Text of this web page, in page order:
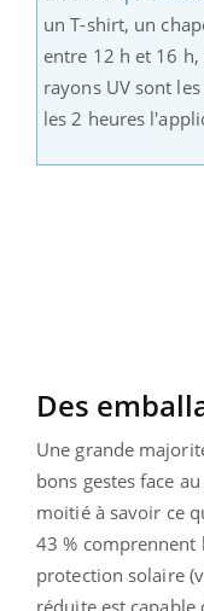
un T-shirt, un
entre 12 h et 16 h,
rayons UV sont
les 2 heures
Des
Une grande
bons gestes face
moitié à savoir ce
43 %
protection solaire
réduite est capable